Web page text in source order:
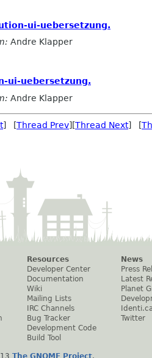
ui-uebersetzung.
Andre Klapper
ui-uebersetzung.
Andre Klapper
] [Thread Prev][Thread Next] [
Resources
Developer Center
Documentation
Wiki
Mailing Lists
IRC Channels
Bug Tracker
Development Code
Build Tool
News
Press
Latest
Planet
Twitter
The GNOME Project.